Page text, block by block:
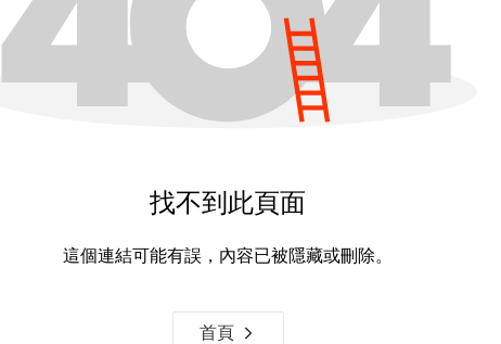
找不到此頁面
這個連結可能有誤，內容已被隱藏或刪除。
首頁